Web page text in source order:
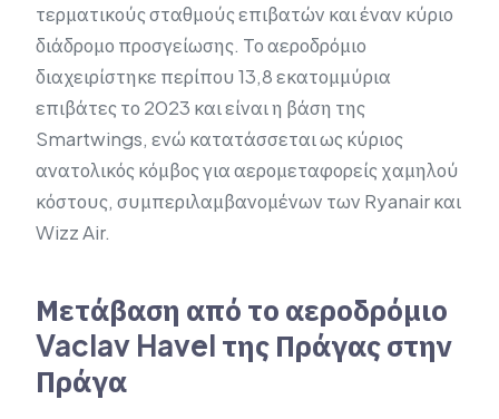
τερματικούς σταθμούς επιβατών και έναν κύριο
διάδρομο προσγείωσης. Το αεροδρόμιο
διαχειρίστηκε περίπου 13,8 εκατομμύρια
επιβάτες το 2023 και είναι η βάση της
Smartwings, ενώ κατατάσσεται ως κύριος
ανατολικός κόμβος για αερομεταφορείς χαμηλού
κόστους, συμπεριλαμβανομένων των Ryanair και
Wizz Air.
Μετάβαση από το αεροδρόμιο
Vaclav Havel της Πράγας στην
Πράγα